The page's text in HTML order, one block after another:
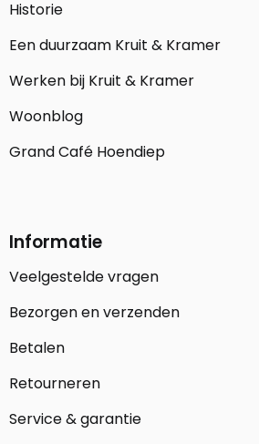
Historie
Een duurzaam Kruit & Kramer
Werken bij Kruit & Kramer
Woonblog
Grand Café Hoendiep
Informatie
Veelgestelde vragen
Bezorgen en verzenden
Betalen
Retourneren
Service & garantie